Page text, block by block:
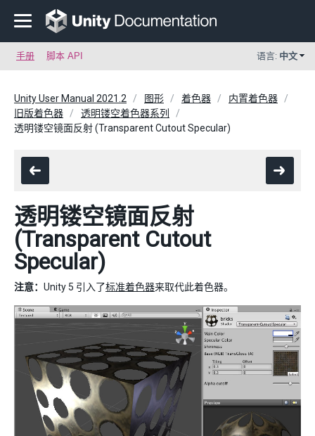
手册 脚本 API 语言: 中文
Unity User Manual 2021.2 图形 着色器
内置着色器
旧版着色器
透明镂空着色器系列
透明镂空镜面反射 (Transparent Cutout Specular)
透明镂空镜面反射
(Transparent Cutout
Specular)
注意： Unity 5 引入了标准着色器来取代此着色器。